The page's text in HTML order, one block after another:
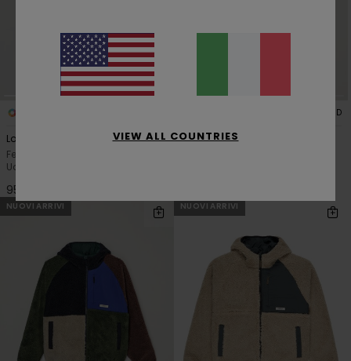
Lowcase Corduroy
Felpa con cappuccio Marrone
Uomo
95,00 €
RECYCLED
Lowcase Corduroy
NUOVI ARRIVI NUOVI ARRIVI
VIEW ALL COUNTRIES